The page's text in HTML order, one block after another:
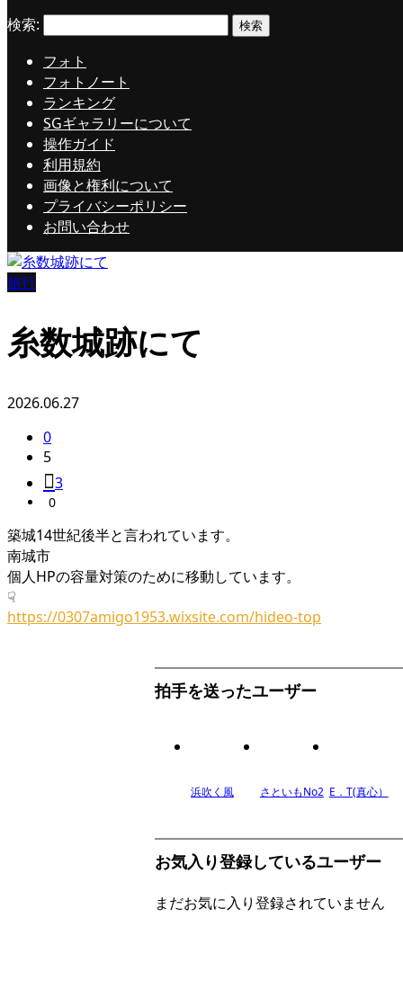
フォト
フォトノート
ランキング
SGギャラリーについて
操作ガイド
利用規約
画像と権利について
プライバシーポリシー
お問い合わせ
検索:
旅行
糸数城跡にて
2026.06.27
0
5
3
0
築城14世紀後半と言われています。
南城市
個人HPの容量対策のために移動しています。
☟
https://0307amigo1953.wixsite.com/hideo-top
拍手を送ったユーザー
浜吹く風 さといもNo2 E．T(真心）
お気入り登録しているユーザー
まだお気に入り登録されていません